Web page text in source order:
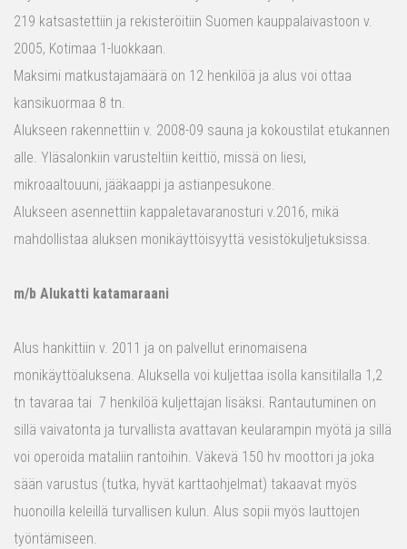
219 katsastettiin ja rekisteröitiin Suomen kauppalaivastoon v.
2005, Kotimaa 1-luokkaan.
Maksimi matkustajamäärä on 12 henkilöä ja alus voi ottaa
kansikuormaa 8 tn.
Alukseen rakennettiin v. 2008-09 sauna ja kokoustilat etukannen
alle. Yläsalonkiin varusteltiin keittiö, missä on liesi,
mikroaaltouuni, jääkaappi ja astianpesukone.
Alukseen asennettiin kappaletavaranosturi v.2016, mikä
mahdollistaa aluksen monikäyttöisyyttä vesistökuljetuksissa.
m/b Alukatti katamaraani
Alus hankittiin v. 2011 ja on palvellut erinomaisena
monikäyttöaluksena. Aluksella voi kuljettaa isolla kansitilalla 1,2
tn tavaraa tai 7 henkilöä kuljettajan lisäksi. Rantautuminen on
sillä vaivatonta ja turvallista avattavan keularampin myötä ja sillä
voi operoida mataliin rantoihin. Väkevä 150 hv moottori ja joka
sään varustus (tutka, hyvät karttaohjelmat) takaavat myös
huonoilla keleillä turvallisen kulun. Alus sopii myös lauttojen
työntämiseen.